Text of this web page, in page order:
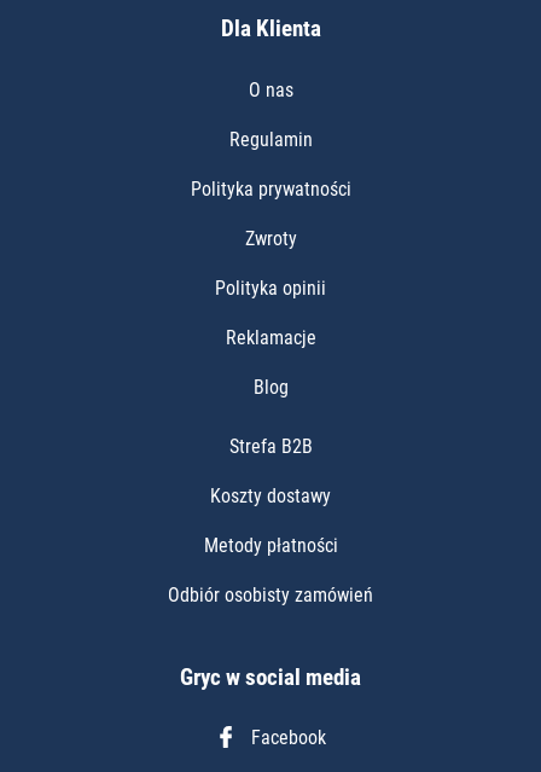
Dla Klienta
O nas
Regulamin
Polityka prywatności
Zwroty
Polityka opinii
Reklamacje
Blog
Strefa B2B
Koszty dostawy
Metody płatności
Odbiór osobisty zamówień
Gryc w social media
Facebook